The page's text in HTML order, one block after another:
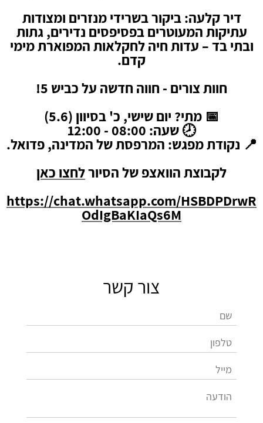
דיר קלעה: ביקור בשרידי מנזרים ומצודות
עתיקות המעוטרים בפסיפסים נדירים, גתות
ובתי בד – עדות חיה לחקלאות המפוארת מימי
קדם.
חוות צורים - חווה חדשה על כביש 5!
📅 מתי? יום שישי, כ' בסיוון (5.6)
🕗 שעה: 08:00 - 12:00
📍 נקודת מפגש: המרפסת של המדינה, פדואל.
לקבוצת הוואצפ של הסיורלחצו כאן
https://chat.whatsapp.com/HSBDPDrwR
OdIgBaKIaQs6M
צור קשר